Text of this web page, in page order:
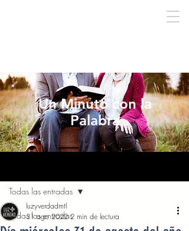
Un Minuto con la
Palabra
Todas las entradas
Todas las entradas
luzyverdadmtl
31 ago 2022 2 min de lectura